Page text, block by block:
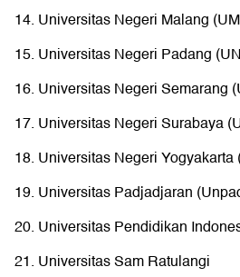
Universitas Negeri Malang
Universitas Negeri Padang
Universitas Negeri Semarang
Universitas Negeri Surabaya
Universitas Negeri Yogyakarta
Universitas Padjadjaran
Universitas Pendidikan
Universitas Sam Ratulangi